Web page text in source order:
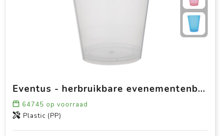
Eventus - herbruikbare evenementenbeker
64745 op voorraad
Plastic (PP)